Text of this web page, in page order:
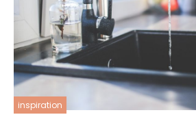
inspiration